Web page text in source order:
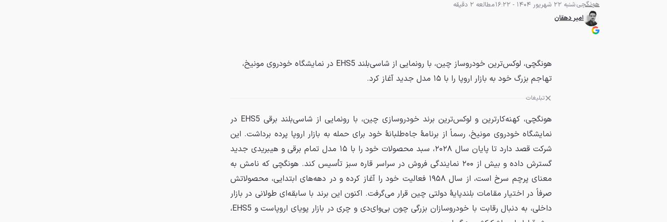
هونگچیشنبه 22 شهریور 1404 - 16:22
مطالعه 2 دقیقه
امیر دهقان
هونگچی، لوکس‌ترین خودروساز چین، با رونمایی از شاسی‌بلند EHS5 در نمایشگاه خودروی مونیخ،
تهاجم بزرگ خود به بازار اروپا را با ۱۵ مدل جدید آغاز کرد.
تبلیغات
هونگچی، کهنه‌کارترین و لوکس‌ترین برند خودروسازی چین، با رونمایی از شاسی‌بلند برقی EHS5 در
نمایشگاه خودروی مونیخ، رسماً از برنامهٔ جاه‌طلبانهٔ خود برای حمله به بازار اروپا پرده برداشت. این
شرکت قصد دارد تا پایان سال ۲۰۲۸، سبد محصولات خود را با ۱۵ مدل تمام برقی و هیبریدی جدید
گسترش داده و بیش از ۲۰۰ نمایندگی فروش در سراسر قاره سبز تأسیس کند. هونگچی که نامش به
معنای پرچم سرخ است، از سال ۱۹۵۸ فعالیت خود را آغاز کرده و در دهه‌های ابتدایی، محصولاتش
صرفاً در اختیار مقامات بلندپایهٔ دولتی چین قرار می‌گرفت. اکنون این برند با سابقه‌ای طولانی در بازار
داخلی، به دنبال رقابت با خودروسازان بزرگی چون بی‌وای‌دی و چری در بازار پویای اروپاست و EHS5،